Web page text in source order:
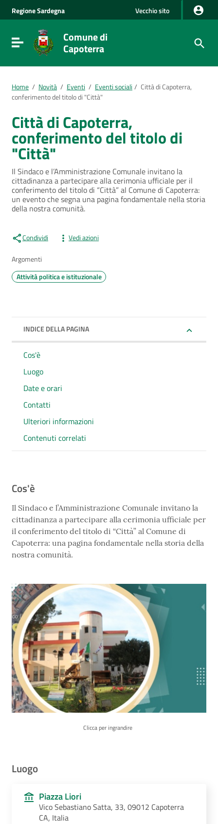
Vai alla navigazione del sito
Vai al Footer
RegioneSardegna Vecchio sito
Visualizza/nascondi menu di navigazione
Comune di
Capoterra
Home / Novità / Eventi / Eventi sociali / Città di Capoterra,
conferimento del titolo di "Città"
Città di Capoterra,
conferimento del titolo di
"Città"
Il Sindaco e l’Amministrazione Comunale invitano la
cittadinanza a partecipare alla cerimonia ufficiale per il
conferimento del titolo di “Città” al Comune di Capoterra:
un evento che segna una pagina fondamentale nella storia
della nostra comunità.
Condividi Vedi azioni
Argomenti
Attività politica e istituzionale
INDICE DELLA PAGINA
Cos'è
Luogo
Date e orari
Contatti
Ulteriori informazioni
Contenuti correlati
Cos'è
Il Sindaco e l’Amministrazione Comunale invitano la
cittadinanza a partecipare alla cerimonia ufficiale per
il conferimento del titolo di “Città” al Comune di
Capoterra: una pagina fondamentale nella storia della
nostra comunità.
Clicca per ingrandire
Luogo
Piazza Liori
Vico Sebastiano Satta, 33, 09012 Capoterra
CA, Italia